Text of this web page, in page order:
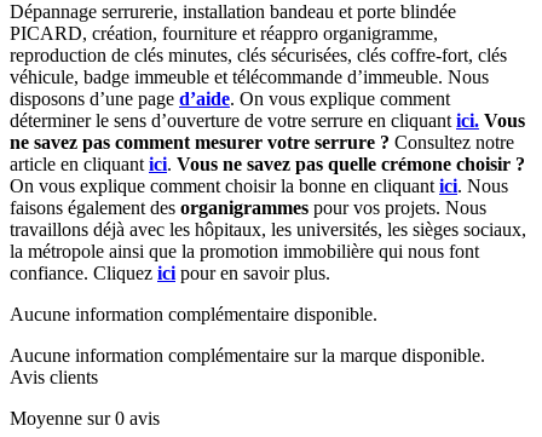
Dépannage serrurerie, installation bandeau et porte blindée
PICARD, création, fourniture et réappro organigramme,
reproduction de clés minutes, clés sécurisées, clés coffre-fort, clés
véhicule, badge immeuble et télécommande d’immeuble. Nous
disposons d’une page d’aide. On vous explique comment
déterminer le sens d’ouverture de votre serrure en cliquant ici. Vous
ne savez pas comment mesurer votre serrure ? Consultez notre
article en cliquant ici. Vous ne savez pas quelle crémone choisir ?
On vous explique comment choisir la bonne en cliquant ici. Nous
faisons également des organigrammes pour vos projets. Nous
travaillons déjà avec les hôpitaux, les universités, les sièges sociaux,
la métropole ainsi que la promotion immobilière qui nous font
confiance. Cliquez ici
Aucune information complémentaire disponible.
Aucune information complémentaire sur la marque disponible.
Avis clients
Moyenne sur 0 avis